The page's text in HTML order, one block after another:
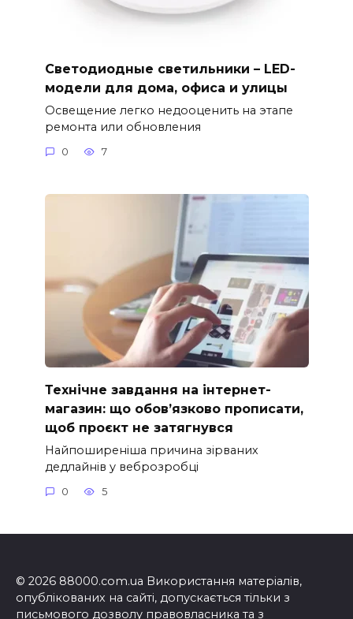
Светодиодные светильники – LED-
модели для дома, офиса и улицы
Освещение легко недооценить на этапе
ремонта или обновления
0 7
Технічне завдання на інтернет-
магазин: що обов’язково прописати,
щоб проєкт не затягнувся
Найпоширеніша причина зірваних
дедлайнів у веброзробці
0 5
© 2026 88000.com.ua Використання матеріалів,
опублікованих на сайті, допускається тільки з
письмового дозволу правовласника та з